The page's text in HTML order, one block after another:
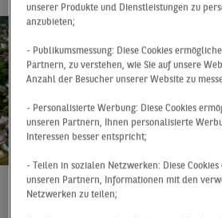
unserer Produkte und Dienstleistungen zu
anzubieten;
- Publikumsmessung: Diese Cookies
Partnern, zu verstehen, wie Sie auf unsere
Anzahl der Besucher unserer Website zu
- Personalisierte Werbung: Diese Cookies
unseren Partnern, Ihnen personalisierte
Interessen besser entspricht;
- Teilen in sozialen Netzwerken: Diese
unseren Partnern, Informationen mit den
Netzwerken zu teilen;